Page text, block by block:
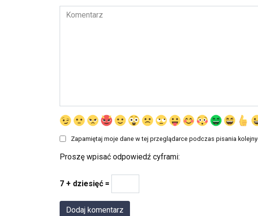
*
Komentarz
Zapamiętaj moje dane w tej przeglądarce podczas pisania
Proszę wpisać odpowiedź cyframi:
7 + dziesięć =